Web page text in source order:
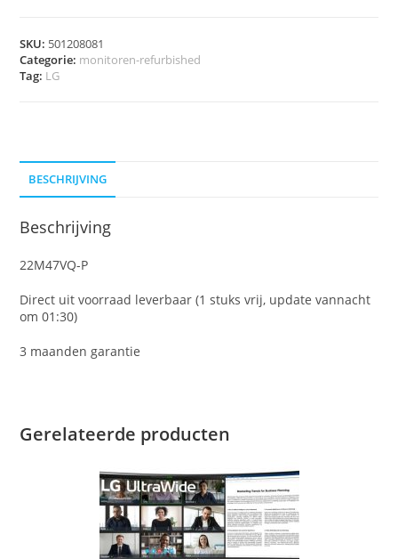
SKU: 501208081
Categorie: monitoren-refurbished
Tag: LG
BESCHRIJVING
Beschrijving
22M47VQ-P
Direct uit voorraad leverbaar (1 stuks vrij, update vannacht
om 01:30)
3 maanden garantie
Gerelateerde producten